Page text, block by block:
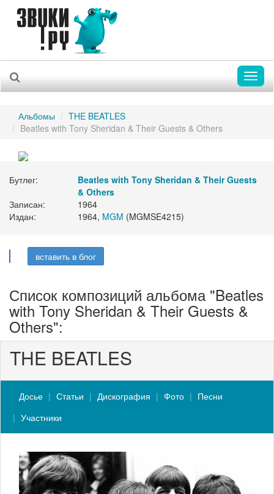
Альбомы
THE BEATLES
Beatles with Tony Sheridan & Their Guests & Others
Бутлег:
Beatles with Tony Sheridan & Their Guests
& Others
Записан:
1964
Издан:
1964, MGM (MGMSE4215)
вставить в блог
Список композиций альбома "Beatles
with Tony Sheridan & Their Guests &
Others":
THE BEATLES
Досье Статьи Дискография Фото
Песни
Участники